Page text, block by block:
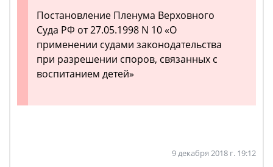
Постановление Пленума Верховного
Суда РФ от 27.05.1998 N 10 «О
применении судами законодательства
при разрешении споров, связанных с
воспитанием детей»
9 декабря 2018 г. 19:12